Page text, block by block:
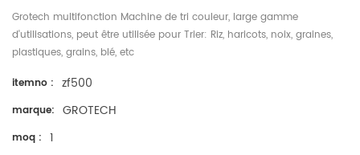
Grotech multifonction Machine de tri couleur, large gamme
d'utilisations, peut être utilisée pour Trier: Riz, haricots, noix, graines,
plastiques, grains, blé, etc
itemno : zf500
marque: GROTECH
moq : 1